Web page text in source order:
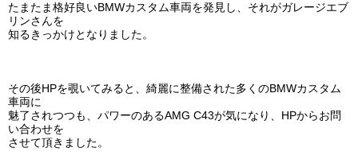
たまたま格好良いBMWカスタム車両を発見し、それがガレージエブ
リンさんを
知るきっかけとなりました。
その後HPを覗いてみると、綺麗に整備された多くのBMWカスタム
車両に
魅了されつつも、パワーのあるAMG C43が気になり、HPからお問
い合わせを
させて頂きました。